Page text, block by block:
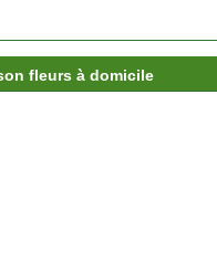
fleurs à domicile